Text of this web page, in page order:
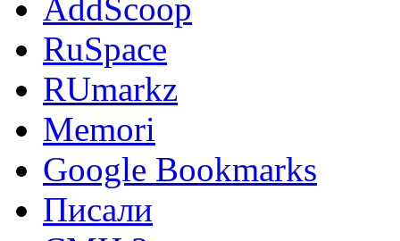
AddScoop
RuSpace
RUmarkz
Memori
Google Bookmarks
Писали